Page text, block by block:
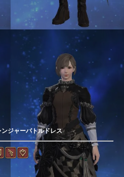
ジャーバトルドレス